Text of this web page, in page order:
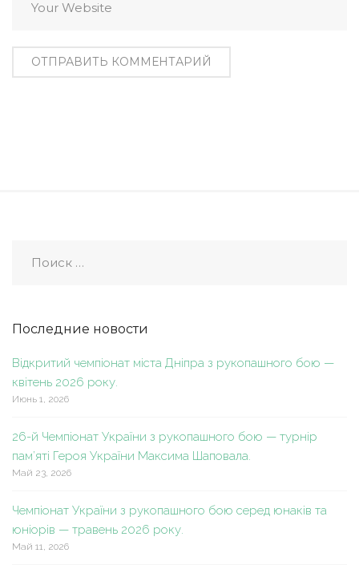
Последние новости
Відкритий чемпіонат міста Дніпра з рукопашного бою —
квітень 2026 року.
Июнь 1, 2026
26-й Чемпіонат України з рукопашного бою — турнір
пам’яті Героя України Максима Шаповала.
Май 23, 2026
Чемпіонат України з рукопашного бою серед юнаків та
юніорів — травень 2026 року.
Май 11, 2026